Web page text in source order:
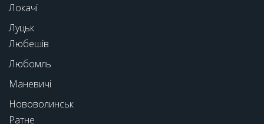
Локачі
Луцьк
Любешів
Любомль
Маневичі
Нововолинськ
Ратне